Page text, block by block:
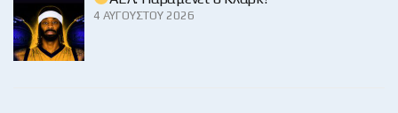
4 ΑΥΓΟΎΣΤΟΥ 2026